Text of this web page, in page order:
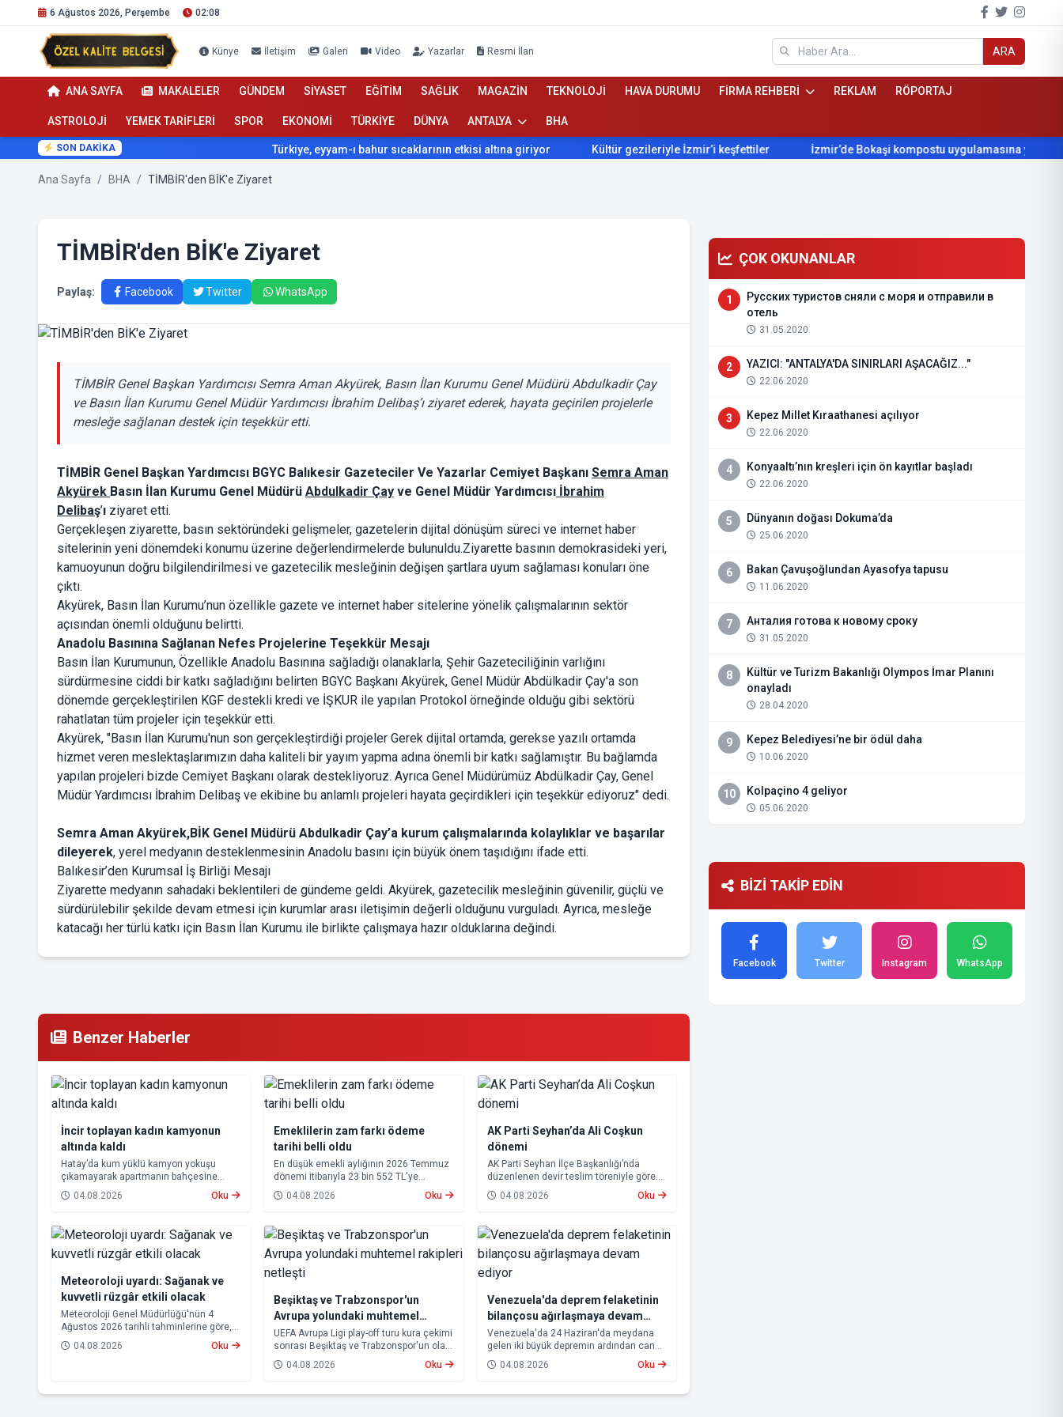
6 Ağustos 2026, Perşembe 02:08
Künye İletişim Galeri Video Yazarlar Resmi İlan ARA
ANA SAYFA MAKALELER GÜNDEM SİYASET EĞİTİM SAĞLIK MAGAZİN TEKNOLOJİ HAVA DURUMU FİRMA REHBERİ REKLAM RÖPORTAJ
ASTROLOJİ YEMEK TARİFLERİ SPOR EKONOMİ TÜRKİYE DÜNYA ANTALYA BHA
SON DAKİKA Türkiye, eyyam-ı bahur sıcaklarının etkisi altına giriyor Kültür gezileriyle İzmir’i keşfettiler İzmir’de Bokaşi kompostu uygulamasına yoğun ilgi
Ana Sayfa / BHA / TİMBİR'den BİK'e Ziyaret
TİMBİR'den BİK'e Ziyaret
Paylaş: Facebook Twitter WhatsApp
TİMBİR Genel Başkan Yardımcısı Semra Aman Akyürek, Basın İlan Kurumu Genel Müdürü Abdulkadir Çay
ve Basın İlan Kurumu Genel Müdür Yardımcısı İbrahim Delibaş’ı ziyaret ederek, hayata geçirilen projelerle
mesleğe sağlanan destek için teşekkür etti.
TİMBİR Genel Başkan Yardımcısı BGYC Balıkesir Gazeteciler Ve Yazarlar Cemiyet Başkanı Semra Aman
Akyürek Basın İlan Kurumu Genel Müdürü Abdulkadir Çay ve Genel Müdür Yardımcısı İbrahim
Delibaş’ı ziyaret etti.
Gerçekleşen ziyarette, basın sektöründeki gelişmeler, gazetelerin dijital dönüşüm süreci ve internet haber
sitelerinin yeni dönemdeki konumu üzerine değerlendirmelerde bulunuldu.Ziyarette basının demokrasideki yeri,
kamuoyunun doğru bilgilendirilmesi ve gazetecilik mesleğinin değişen şartlara uyum sağlaması konuları öne
çıktı.
Akyürek, Basın İlan Kurumu’nun özellikle gazete ve internet haber sitelerine yönelik çalışmalarının sektör
açısından önemli olduğunu belirtti.
Anadolu Basınına Sağlanan Nefes Projelerine Teşekkür Mesajı
Basın İlan Kurumunun, Özellikle Anadolu Basınına sağladığı olanaklarla, Şehir Gazeteciliğinin varlığını
sürdürmesine ciddi bir katkı sağladığını belirten BGYC Başkanı Akyürek, Genel Müdür Abdülkadir Çay'a son
dönemde gerçekleştirilen KGF destekli kredi ve İŞKUR ile yapılan Protokol örneğinde olduğu gibi sektörü
rahatlatan tüm projeler için teşekkür etti.
Akyürek, "Basın İlan Kurumu'nun son gerçekleştirdiği projeler Gerek dijital ortamda, gerekse yazılı ortamda
hizmet veren meslektaşlarımızın daha kaliteli bir yayım yapma adına önemli bir katkı sağlamıştır. Bu bağlamda
yapılan projeleri bizde Cemiyet Başkanı olarak destekliyoruz. Ayrıca Genel Müdürümüz Abdülkadir Çay, Genel
Müdür Yardımcısı İbrahim Delibaş ve ekibine bu anlamlı projeleri hayata geçirdikleri için teşekkür ediyoruz" dedi.
Semra Aman Akyürek,BİK Genel Müdürü Abdulkadir Çay’a kurum çalışmalarında kolaylıklar ve başarılar
dileyerek, yerel medyanın desteklenmesinin Anadolu basını için büyük önem taşıdığını ifade etti.
Balıkesir’den Kurumsal İş Birliği Mesajı
Ziyarette medyanın sahadaki beklentileri de gündeme geldi. Akyürek, gazetecilik mesleğinin güvenilir, güçlü ve
sürdürülebilir şekilde devam etmesi için kurumlar arası iletişimin değerli olduğunu vurguladı. Ayrıca, mesleğe
katacağı her türlü katkı için Basın İlan Kurumu ile birlikte çalışmaya hazır olduklarına değindi.
Benzer Haberler
İncir toplayan kadın kamyonun
altında kaldı
Hatay’da kum yüklü kamyon yokuşu
çıkamayarak apartmanın bahçesine
devrildi. Kazada kamyonun altında kalan
10 çocuk annesi 65 yaşındaki kadın
04.08.2026 Oku
Emeklilerin zam farkı ödeme
tarihi belli oldu
En düşük emekli aylığının 2026 Temmuz
dönemi itibarıyla 23 bin 552 TL'ye
yükseltilmesi kapsamında oluşan maaş
farkları 7 Ağustos 2026 tarihinde
04.08.2026 Oku
AK Parti Seyhan’da Ali Coşkun
dönemi
AK Parti Seyhan İlçe Başkanlığı’nda
düzenlenen devir teslim töreniyle görevi
devralan Ali Coşkun resmen görevine
başladı. Hizmet vurgusu yapan Coşkun,
metrekaresine sevdalı olmaktır” dedi.
04.08.2026 Oku
Meteoroloji uyardı: Sağanak ve
kuvvetli rüzgâr etkili olacak
Meteoroloji Genel Müdürlüğü'nün 4
Ağustos 2026 tarihli tahminlerine göre,
yurdun kuzey kesimleri ile Akdeniz'in iç
bölgelerinde yer yer sağanak ve gök
04.08.2026 Oku
Beşiktaş ve Trabzonspor'un
Avrupa yolundaki muhtemel
rakipleri netleşti
UEFA Avrupa Ligi play-off turu kura çekimi
sonrası Beşiktaş ve Trabzonspor'un olası
rakipleri belli oldu. Avrupa kupalarında
yoluna devam eden Beşiktaş ve
için kritik eşleşmelerle karşı karşıya
04.08.2026 Oku
Venezuela'da deprem felaketinin
bilançosu ağırlaşmaya devam
ediyor
Venezuela'da 24 Haziran'da meydana
gelen iki büyük depremin ardından can
kaybı artmaya devam ediyor.
04.08.2026 Oku
ÇOK OKUNANLAR
1
Русских туристов сняли с моря и отправили в
отель
31.05.2020
2 YAZICI: "ANTALYA'DA SINIRLARI AŞACAĞIZ..."
22.06.2020
3 Kepez Millet Kıraathanesi açılıyor
22.06.2020
4 Konyaaltı’nın kreşleri için ön kayıtlar başladı
22.06.2020
5 Dünyanın doğası Dokuma’da
25.06.2020
6 Bakan Çavuşoğlundan Ayasofya tapusu
11.06.2020
7 Анталия готова к новому сроку
31.05.2020
8
Kültür ve Turizm Bakanlığı Olympos İmar Planını
onayladı
28.04.2020
9 Kepez Belediyesi’ne bir ödül daha
10.06.2020
10 Kolpaçino 4 geliyor
05.06.2020
BİZİ TAKİP EDİN
Facebook Twitter Instagram WhatsApp